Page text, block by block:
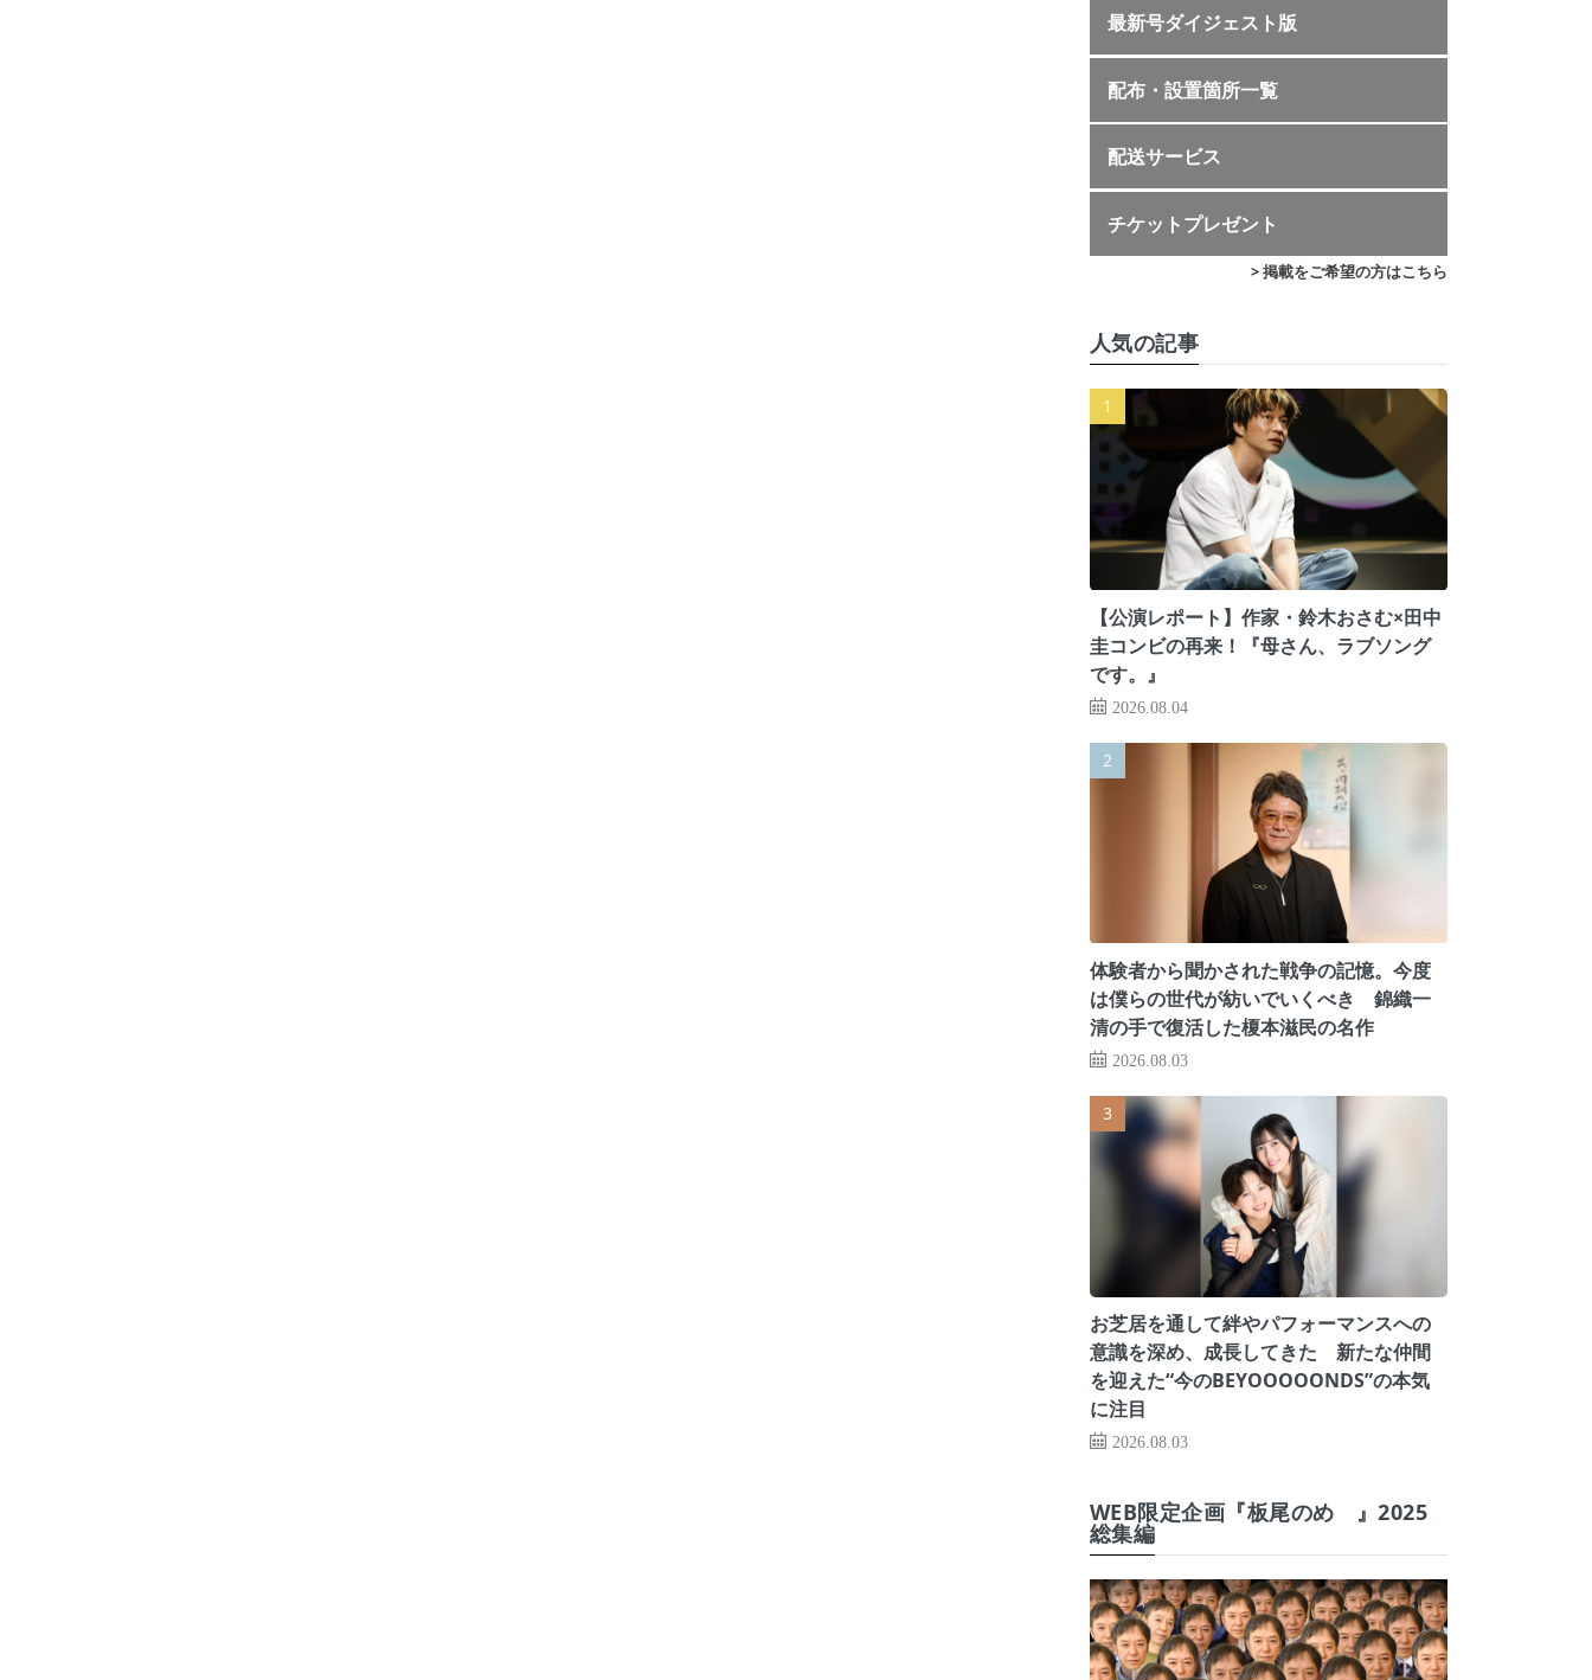
最新号ダイジェスト版
配布・設置箇所一覧
配送サービス
チケットプレゼント
> 掲載をご希望の方はこちら
人気の記事
【公演レポート】作家・鈴木おさむ×田中
圭コンビの再来！『母さん、ラブソング
です。』
2026.08.04
体験者から聞かされた戦争の記憶。今度
は僕らの世代が紡いでいくべき 錦織一
清の手で復活した榎本滋民の名作
2026.08.03
お芝居を通して絆やパフォーマンスへの
意識を深め、成長してきた 新たな仲間
を迎えた“今のBEYOOOOONDS”の本気
に注目
2026.08.03
WEB限定企画『板尾のめ゙』2025
総集編